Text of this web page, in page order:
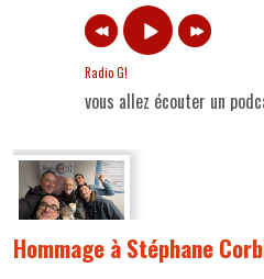
Radio G!
vous allez écouter un
Hommage à Stéphane